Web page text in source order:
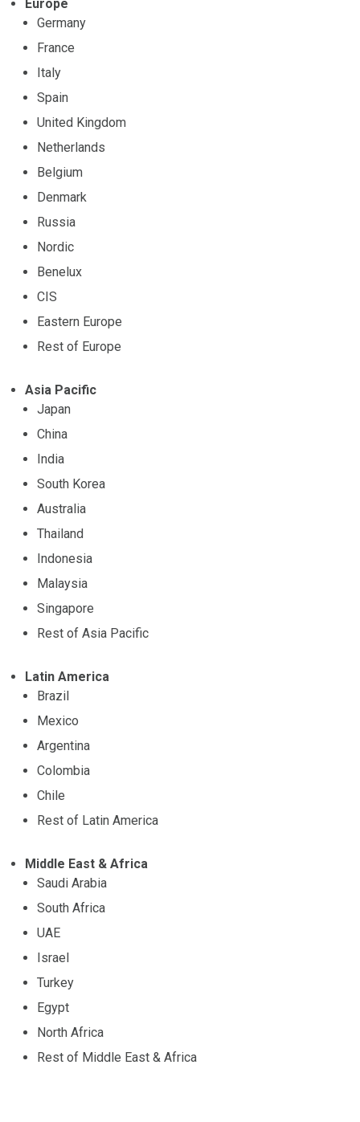
Europe
Germany
France
Italy
Spain
United Kingdom
Netherlands
Belgium
Denmark
Russia
Nordic
Benelux
CIS
Eastern Europe
Rest of Europe
Asia Pacific
Japan
China
India
South Korea
Australia
Thailand
Indonesia
Malaysia
Singapore
Rest of Asia Pacific
Latin America
Brazil
Mexico
Argentina
Colombia
Chile
Rest of Latin America
Middle East & Africa
Saudi Arabia
South Africa
UAE
Israel
Turkey
Egypt
North Africa
Rest of Middle East & Africa